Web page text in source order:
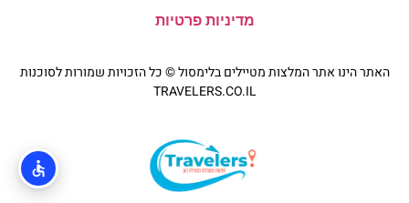
מדיניות פרטיות
האתר הינו אתר המלצות מטיילים בלימסול © כל הזכויות שמורות לסוכנות
TRAVELERS.CO.IL